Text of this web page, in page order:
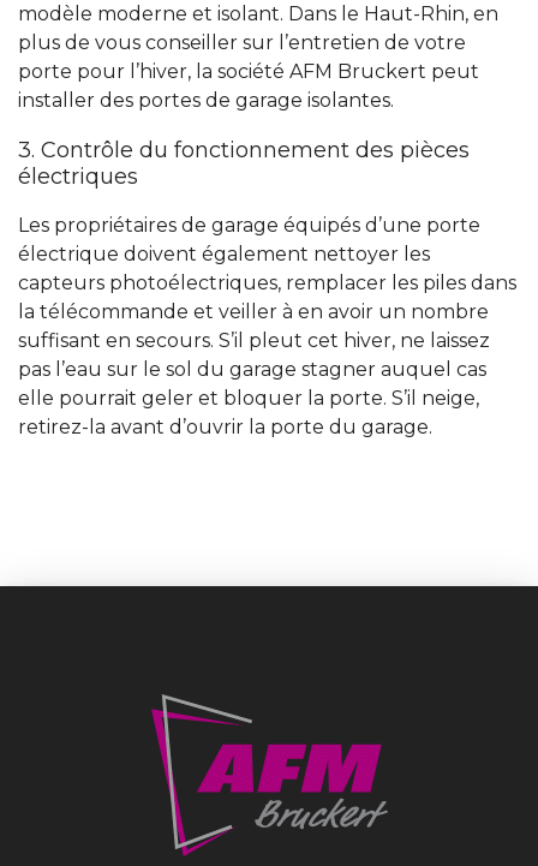
modèle moderne et isolant. Dans le Haut-Rhin, en
plus de vous conseiller sur l’entretien de votre
porte pour l’hiver, la société AFM Bruckert peut
installer des portes de garage isolantes.
3. Contrôle du fonctionnement des pièces
électriques
Les propriétaires de garage équipés d’une porte
électrique doivent également nettoyer les
capteurs photoélectriques, remplacer les piles dans
la télécommande et veiller à en avoir un nombre
suffisant en secours. S’il pleut cet hiver, ne laissez
pas l’eau sur le sol du garage stagner auquel cas
elle pourrait geler et bloquer la porte. S’il neige,
retirez-la avant d’ouvrir la porte du garage.